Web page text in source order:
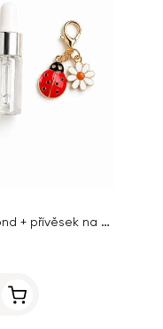
Dárkové balení Cuticle Oil Almond + přívěsek na klíče